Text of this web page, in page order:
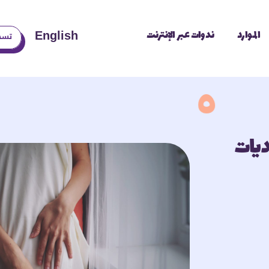
الموارد ندوات عبر الإنترنت English